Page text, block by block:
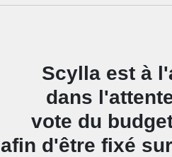
Scylla est à
dans
vote du
afin d'être fixé